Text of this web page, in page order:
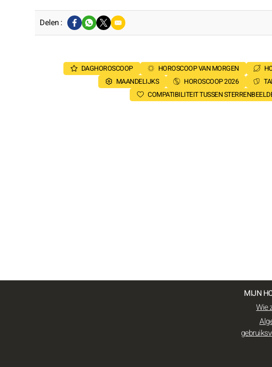
Delen :
DAGHOROSCOOP HOROSCOOP VAN MORGEN
MAANDELIJKS
HOROSCOOP 2026
COMPATIBILITEIT TUSSEN
MIJN
Wie